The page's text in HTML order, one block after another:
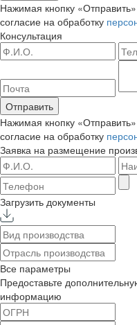
Нажимая кнопку
согласие на обработку
Консультация
Отправить
Нажимая кнопку
согласие на обработку
Заявка на размещение
Загрузить документы
Все параметры
Предоставьте
информацию